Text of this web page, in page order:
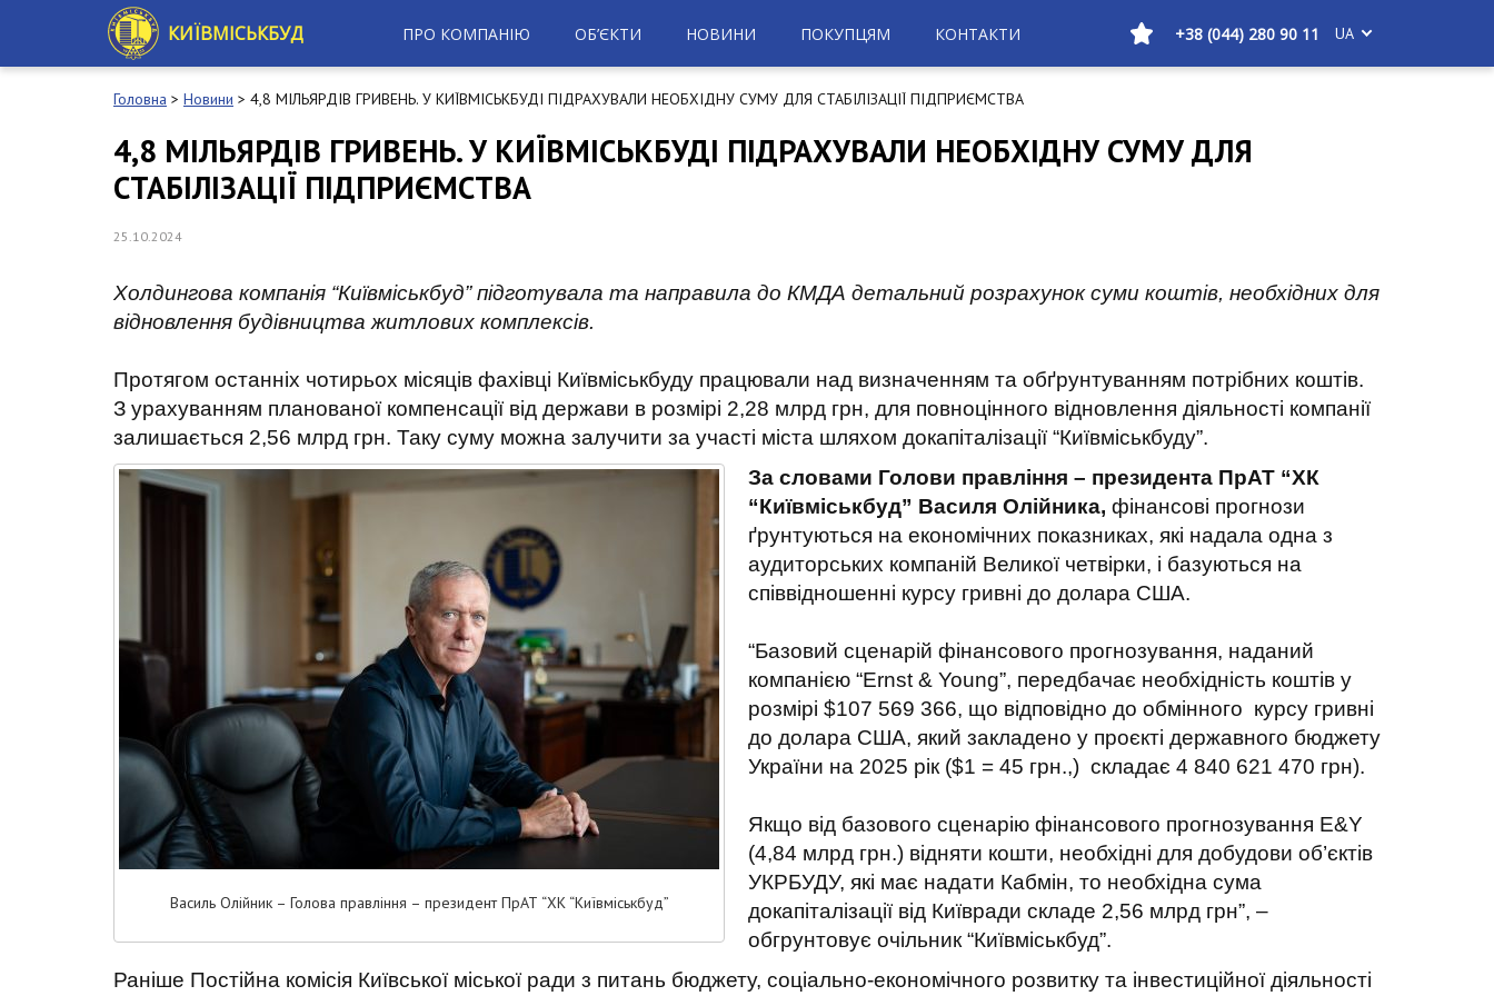
p
КИЇВМІСЬКБУД ПРО КОМПАНІЮ ОБ’ЄКТИ НОВИНИ ПОКУПЦЯМ КОНТАКТИ +38 (044) 280 90 11 UA
Головна > Новини > 4,8 МІЛЬЯРДІВ ГРИВЕНЬ. У КИЇВМІСЬКБУДІ ПІДРАХУВАЛИ НЕОБХІДНУ СУМУ ДЛЯ СТАБІЛІЗАЦІЇ ПІДПРИЄМСТВА
4,8 МІЛЬЯРДІВ ГРИВЕНЬ. У КИЇВМІСЬКБУДІ ПІДРАХУВАЛИ НЕОБХІДНУ СУМУ ДЛЯ
СТАБІЛІЗАЦІЇ ПІДПРИЄМСТВА
25.10.2024
Холдингова компанія “Київміськбуд” підготувала та направила до КМДА детальний розрахунок суми коштів, необхідних для
відновлення будівництва житлових комплексів.
Протягом останніх чотирьох місяців фахівці Київміськбуду працювали над визначенням та обґрунтуванням потрібних коштів.
З урахуванням планованої компенсації від держави в розмірі 2,28 млрд грн, для повноцінного відновлення діяльності компанії
залишається 2,56 млрд грн. Таку суму можна залучити за участі міста шляхом докапіталізації “Київміськбуду”.
Василь Олійник – Голова правління – президент ПрАТ “ХК “Київміськбуд”
За словами Голови правління – президента ПрАТ “ХК
“Київміськбуд” Василя Олійника, фінансові прогнози
ґрунтуються на економічних показниках, які надала одна з
аудиторських компаній Великої четвірки, і базуються на
співвідношенні курсу гривні до долара США.
“Базовий сценарій фінансового прогнозування, наданий
компанією “Ernst & Young”, передбачає необхідність коштів у
розмірі $107 569 366, що відповідно до обмінного курсу гривні
до долара США, який закладено у проєкті державного бюджету
України на 2025 рік ($1 = 45 грн.,) складає 4 840 621 470 грн).
Якщо від базового сценарію фінансового прогнозування Е&Y
(4,84 млрд грн.) відняти кошти, необхідні для добудови об’єктів
УКРБУДУ, які має надати Кабмін, то необхідна сума
докапіталізації від Київради складе 2,56 млрд грн”, –
обгрунтовує очільник “Київміськбуд”.
Раніше Постійна комісія Київської міської ради з питань бюджету, соціально-економічного розвитку та інвестиційної діяльності